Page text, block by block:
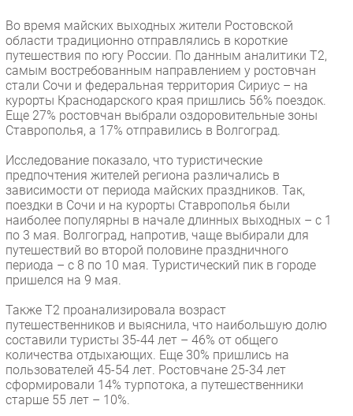
Регулирование
Финансы
Web
Безопасность
Инновации
CIO/Управление ИТ
Гаджеты
Здоровье
РАЗДЕЛЫ
Новости
Аналитика
Интервью
Мероприятия
Проекты
IT класс
Тестовый стенд
Во время майских выходных жители Ростовской
области традиционно отправлялись в короткие
путешествия по югу России. По данным аналитики Т2,
самым востребованным направлением у ростовчан
стали Сочи и федеральная территория Сириус – на
курорты Краснодарского края пришлись 56% поездок.
Еще 27% ростовчан выбрали оздоровительные зоны
Ставрополья, а 17% отправились в Волгоград.
Исследование показало, что туристические
предпочтения жителей региона различались в
зависимости от периода майских праздников. Так,
поездки в Сочи и на курорты Ставрополья были
наиболее популярны в начале длинных выходных – с 1
по 3 мая. Волгоград, напротив, чаще выбирали для
путешествий во второй половине праздничного
периода – с 8 по 10 мая. Туристический пик в городе
пришелся на 9 мая.
Также T2 проанализировала возраст
путешественников и выяснила, что наибольшую долю
составили туристы 35-44 лет – 46% от общего
количества отдыхающих. Еще 30% пришлись на
пользователей 45-54 лет. Ростовчане 25-34 лет
сформировали 14% турпотока, а путешественники
старше 55 лет – 10%.